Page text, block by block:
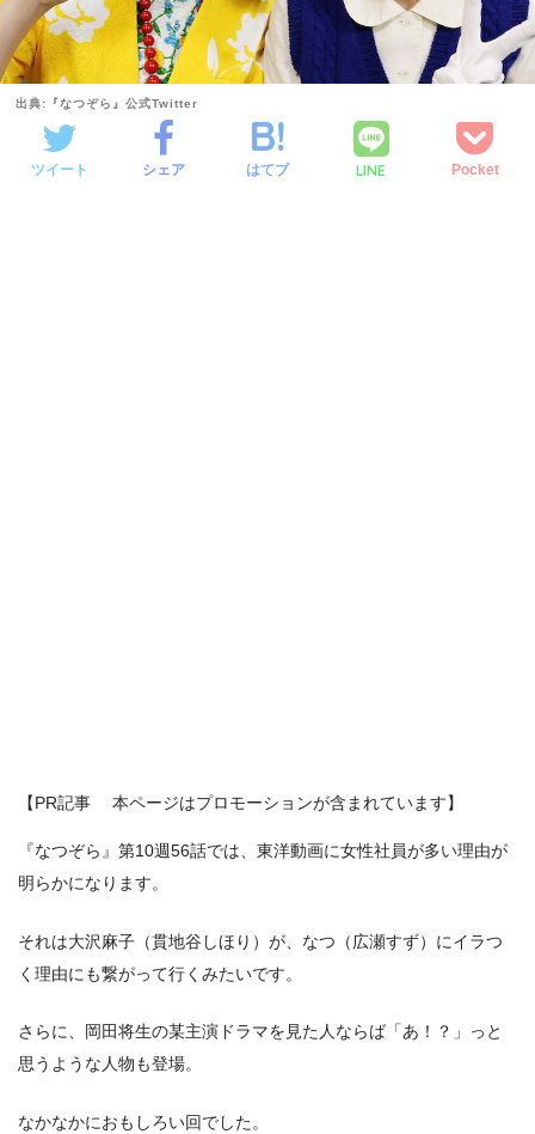
出典:『なつぞら』公式Twitter
ツイート シェア はてブ LINE Pocket
【PR記事 本ページはプロモーションが含まれています】
『なつぞら』第10週56話では、東洋動画に女性社員が多い理由が
明らかになります。
それは大沢麻子（貫地谷しほり）が、なつ（広瀬すず）にイラつ
く理由にも繋がって行くみたいです。
さらに、岡田将生の某主演ドラマを見た人ならば「あ！？」っと
思うような人物も登場。
なかなかにおもしろい回でした。